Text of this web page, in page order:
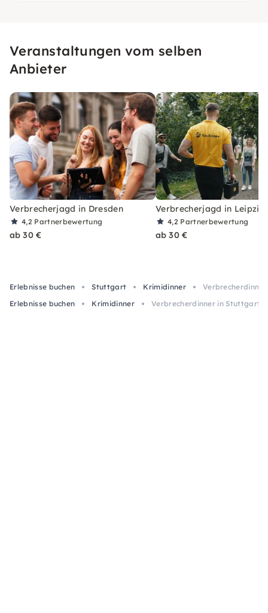
Veranstaltungen vom selben
Anbieter
Verbrecherjagd in Dresden
4,2 Partnerbewertung
ab 30 €
Verbrecherjagd in Leipzig
4,2 Partnerbewertung
ab 30 €
Erlebnisse buchen Stuttgart Krimidinner
Erlebnisse buchen
Krimidinner Verbrecherdinner in Stuttgart